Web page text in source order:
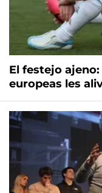
El festejo
europeas les